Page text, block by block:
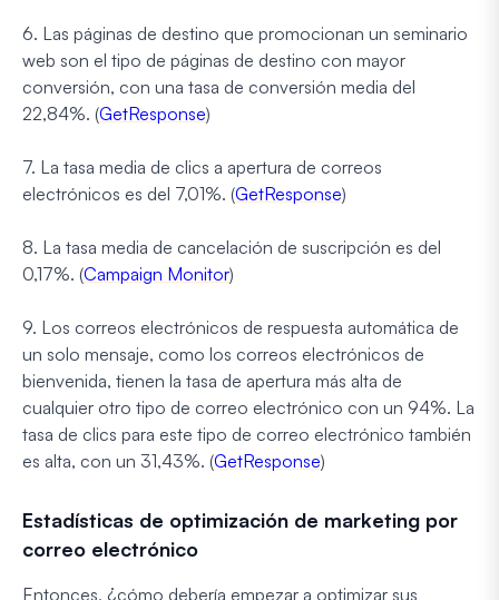
6. Las páginas de destino que promocionan un seminario
web son el tipo de páginas de destino con mayor
conversión, con una tasa de conversión media del
22,84%. (GetResponse)
7. La tasa media de clics a apertura de correos
electrónicos es del 7,01%. (GetResponse)
8. La tasa media de cancelación de suscripción es del
0,17%. (Campaign Monitor)
9. Los correos electrónicos de respuesta automática de
un solo mensaje, como los correos electrónicos de
bienvenida, tienen la tasa de apertura más alta de
cualquier otro tipo de correo electrónico con un 94%. La
tasa de clics para este tipo de correo electrónico también
es alta, con un 31,43%. (GetResponse)
Estadísticas de optimización de marketing por
correo electrónico
Entonces, ¿cómo debería empezar a optimizar sus